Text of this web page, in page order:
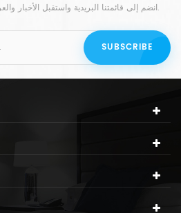
انضم إلى قائمتنا البريدية واستقبل الأخبار والعروض ، أو أخبرنا عن فكرتك عنا.